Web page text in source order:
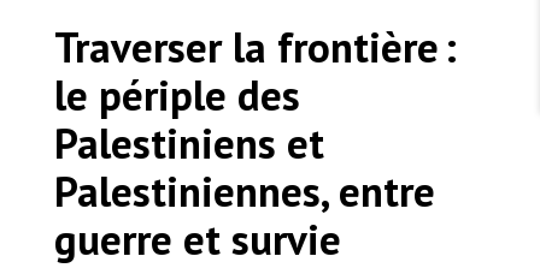
Les États négligent leur obligation de protéger les
personnes civiles et les services de santé en temps
de guerre
Urgence Ebola
Séismes au Venezuela : conséquences et intervention
de MSF
Dons des fondations
Partenariat d’entreprise
Travailler avec MSF
Travailler à l’étranger
Travailler au Canada
Traverser la frontière :
le périple des
Palestiniens et
Palestiniennes, entre
guerre et survie